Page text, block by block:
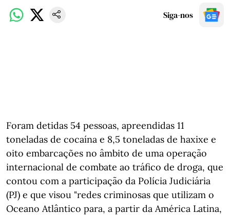
Siga-nos
Foram detidas 54 pessoas, apreendidas 11
toneladas de cocaína e 8,5 toneladas de haxixe e
oito embarcações no âmbito de uma operação
internacional de combate ao tráfico de droga, que
contou com a participação da Polícia Judiciária
(PJ) e que visou "redes criminosas que utilizam o
Oceano Atlântico para, a partir da América Latina,